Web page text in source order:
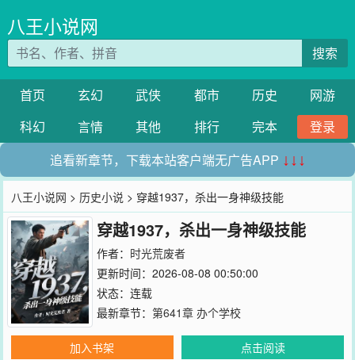
八王小说网
搜索
首页 玄幻 武侠 都市 历史
网游
科幻
言情 其他 排行 完本
登录
追看新章节，下载本站客户端无广告APP ↓↓↓
八王小说网 > 历史小说 > 穿越1937，杀出一身神级技能
穿越1937，杀出一身神级技能
作者： 时光荒废者
更新时间：2026-08-08 00:50:00
状态：连载
最新章节： 第641章 办个学校
加入书架
点击阅读